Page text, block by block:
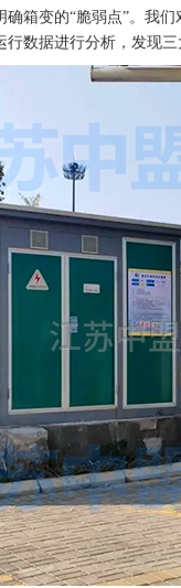
确箱变的“脆弱点”。我们
数据进行分析，发现三